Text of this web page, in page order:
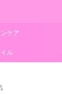
ケア
ル